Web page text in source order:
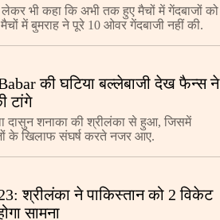
भी कहा कि अभी तक हुए मैचों में गेंदबाजों को
में बुमराह ने पूरे 10 ओवर गेंदबाजी नहीं की.
की घटिया बल्लेबाजी देख फैन्स ने
टांगे
दासुन शनाका की श्रीलंका से हुआ, जिसमें
के खिलाफ संघर्ष करते नजर आए.
श्रीलंका ने पाकिस्तान को 2 विकेट
सामना